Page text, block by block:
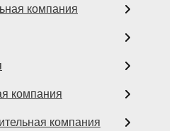
компания
компания
компания